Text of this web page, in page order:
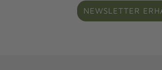
NEWSLETTER